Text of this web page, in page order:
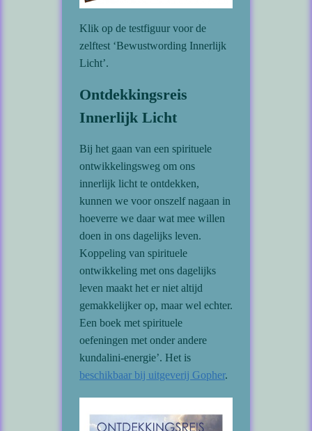
Klik op de testfiguur voor de
zelftest ‘Bewustwording Innerlijk
Licht’.
Ontdekkingsreis
Innerlijk Licht
Bij het gaan van een spirituele
ontwikkelingsweg om ons
innerlijk licht te ontdekken,
kunnen we voor onszelf nagaan in
hoeverre we daar wat mee willen
doen in ons dagelijks leven.
Koppeling van spirituele
ontwikkeling met ons dagelijks
leven maakt het er niet altijd
gemakkelijker op, maar wel echter.
Een boek met spirituele
oefeningen met onder andere
kundalini-energie’. Het is
beschikbaar bij uitgeverij Gopher.